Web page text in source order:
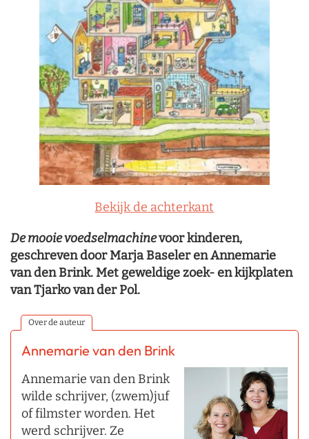
Bekijk de achterkant
De mooie voedselmachinevoor kinderen,
geschreven door Marja Baseler en Annemarie
van den Brink. Met geweldige zoek- en kijkplaten
van Tjarko van der Pol.
Over de auteur
Annemarie van den Brink
Annemarie van den Brink
wilde schrijver, (zwem)juf
of filmster worden. Het
werd schrijver. Ze